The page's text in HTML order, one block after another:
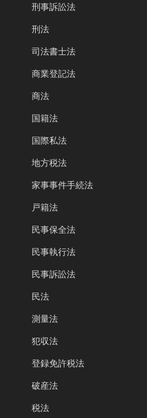
刑事訴訟法
刑法
司法書士法
商業登記法
商法
国籍法
国際私法
地方税法
家事事件手続法
戸籍法
民事保全法
民事執行法
民事訴訟法
民法
測量法
犯収法
登録免許税法
破産法
税法